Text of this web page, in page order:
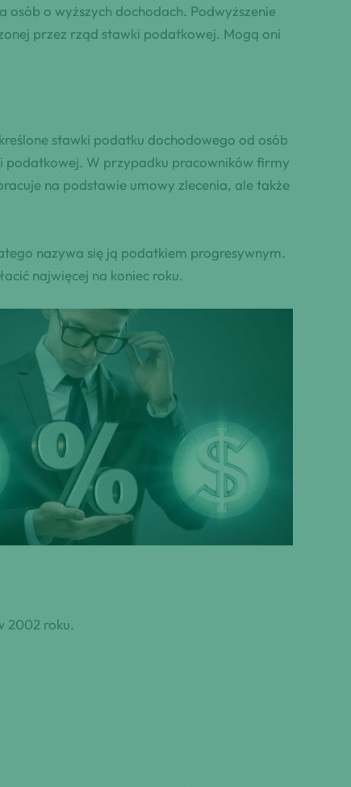
o wyższych dochodach. Podwyższenie
przez rząd stawki podatkowej. Mogą oni
stawki podatku dochodowego od osób
podatkowej. W przypadku pracowników firmy
na podstawie umowy zlecenia, ale także
nazywa się ją podatkiem progresywnym.
najwięcej na koniec roku.
2002 roku.